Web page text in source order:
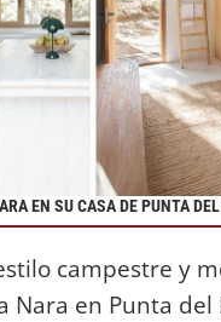
EN SU CASA DE PUNTA
campestre y
Nara en Punta del